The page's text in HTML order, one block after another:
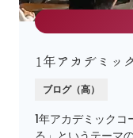
1年アカデミッ
ブログ（高）
1年アカデミック